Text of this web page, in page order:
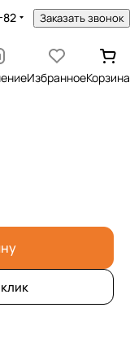
82 Заказать звонок
ИзбранноеКорзина